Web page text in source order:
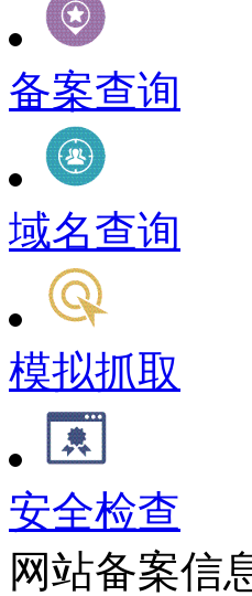
备案查询
域名查询
模拟抓取
安全检查
网站备案信